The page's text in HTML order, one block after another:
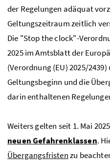
der Regelungen adäquat
Geltungszeitraum zeitlich
Die "Stop the clock"-
2025 im Amtsblatt der
(Verordnung (EU) 2025/
Geltungsbeginn und die
darin enthaltenen
Weiters gelten seit 1. Mai
neuen Gefahrenklassen.
Übergangsfristenzu